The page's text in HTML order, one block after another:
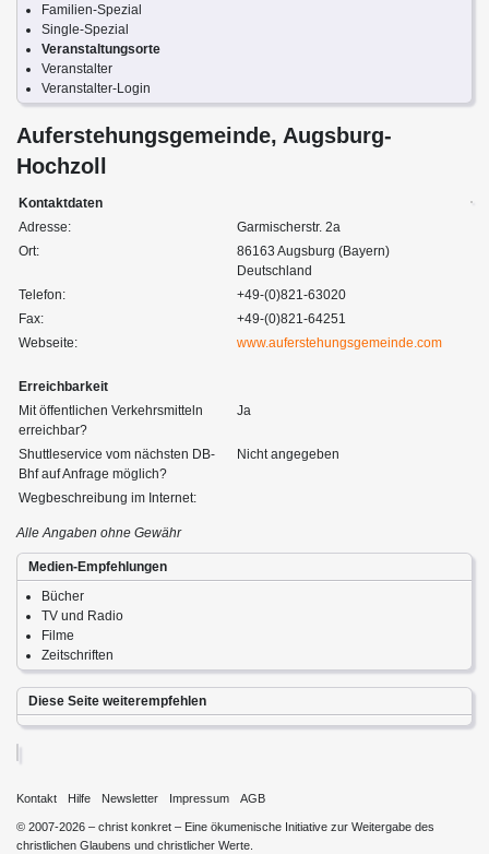
Familien-Spezial
Single-Spezial
Veranstaltungsorte
Veranstalter
Veranstalter-Login
Auferstehungsgemeinde, Augsburg-
Hochzoll
Kontaktdaten
Adresse:
Garmischerstr. 2a
Ort:
86163 Augsburg (Bayern)
Deutschland
Telefon:
+49-(0)821-63020
Fax:
+49-(0)821-64251
Webseite:
www.auferstehungsgemeinde.com
Erreichbarkeit
Mit öffentlichen Verkehrsmitteln
erreichbar?
Ja
Shuttleservice vom nächsten DB-
Bhf auf Anfrage möglich?
Nicht angegeben
Wegbeschreibung im Internet:
Alle Angaben ohne Gewähr
Medien-Empfehlungen
Bücher
TV und Radio
Filme
Zeitschriften
Diese Seite weiterempfehlen
Kontakt Hilfe Newsletter Impressum AGB
© 2007-2026 – christ konkret – Eine ökumenische Initiative zur Weitergabe des
christlichen Glaubens und christlicher Werte.